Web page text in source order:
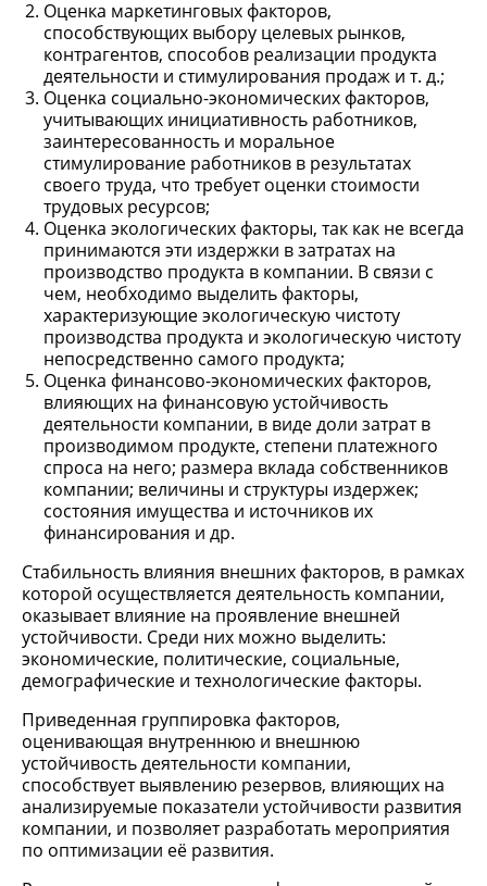
Оценка маркетинговых факторов,
способствующих выбору целевых рынков,
контрагентов, способов реализации продукта
деятельности и стимулирования продаж и т. д.;
Оценка социально-экономических факторов,
учитывающих инициативность работников,
заинтересованность и моральное
стимулирование работников в результатах
своего труда, что требует оценки стоимости
трудовых ресурсов;
Оценка экологических факторы, так как не всегда
принимаются эти издержки в затратах на
производство продукта в компании. В связи с
чем, необходимо выделить факторы,
характеризующие экологическую чистоту
производства продукта и экологическую чистоту
непосредственно самого продукта;
Оценка финансово-экономических факторов,
влияющих на финансовую устойчивость
деятельности компании, в виде доли затрат в
производимом продукте, степени платежного
спроса на него; размера вклада собственников
компании; величины и структуры издержек;
состояния имущества и источников их
финансирования и др.
Стабильность влияния внешних факторов, в рамках
которой осуществляется деятельность компании,
оказывает влияние на проявление внешней
устойчивости. Среди них можно выделить:
экономические, политические, социальные,
демографические и технологические факторы.
Приведенная группировка факторов,
оценивающая внутреннюю и внешнюю
устойчивость деятельности компании,
способствует выявлению резервов, влияющих на
анализируемые показатели устойчивости развития
компании, и позволяет разработать мероприятия
по оптимизации её развития.